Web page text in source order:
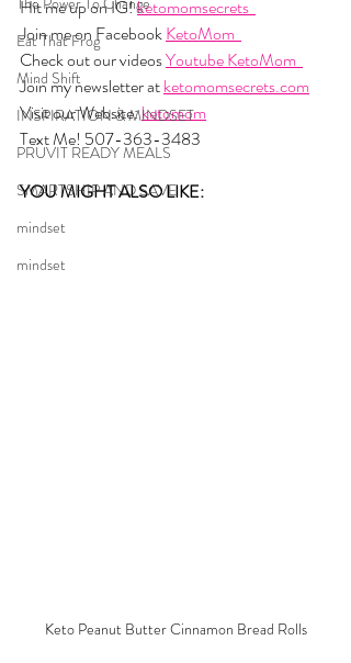
Eat That Frog
Mind Shift
INSPIRATION & MINDSET
PRUVIT READY MEALS
SMARTSHIP AND SAVE
mindset
mindset
Hit me up on IG! ketomomsecrets
Join me on Facebook KetoMom
Check out our videos Youtube KetoMom
Join my newsletter at ketomomsecrets.com
Visit our Website: ketomom
Text Me! 507-363-3483
YOU MIGHT ALSO LIKE:
Keto Peanut Butter Cinnamon Bread Rolls